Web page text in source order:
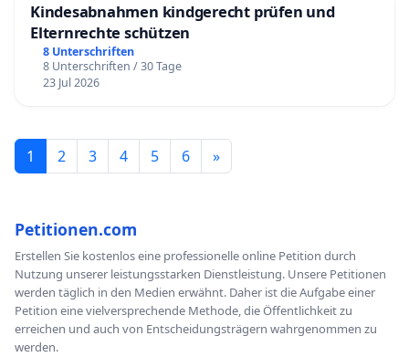
Kindesabnahmen kindgerecht prüfen und
Elternrechte schützen
8 Unterschriften
8 Unterschriften / 30 Tage
23 Jul 2026
1 2 3 4 5 6 »
Petitionen.com
Erstellen Sie kostenlos eine professionelle online Petition durch
Nutzung unserer leistungsstarken Dienstleistung. Unsere Petitionen
werden täglich in den Medien erwähnt. Daher ist die Aufgabe einer
Petition eine vielversprechende Methode, die Öffentlichkeit zu
erreichen und auch von Entscheidungsträgern wahrgenommen zu
werden.